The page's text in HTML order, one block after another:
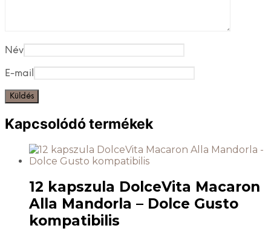
Név
E-mail
Kapcsolódó termékek
12 kapszula DolceVita Macaron
Alla Mandorla – Dolce Gusto
kompatibilis